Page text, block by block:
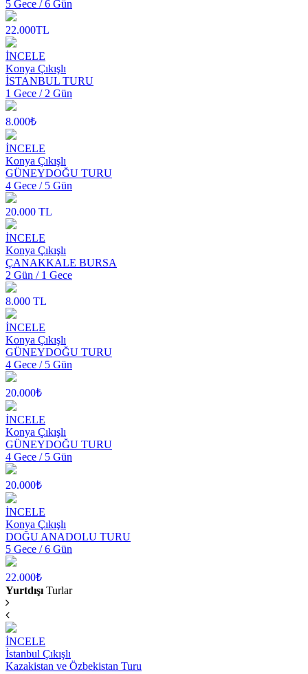
5 Gece / 6 Gün
22.000TL
İNCELE
Konya Çıkışlı
İSTANBUL TURU
1 Gece / 2 Gün
8.000₺
İNCELE
Konya Çıkışlı
GÜNEYDOĞU TURU
4 Gece / 5 Gün
20.000 TL
İNCELE
Konya Çıkışlı
ÇANAKKALE BURSA
2 Gün / 1 Gece
8.000 TL
İNCELE
Konya Çıkışlı
GÜNEYDOĞU TURU
4 Gece / 5 Gün
20.000₺
İNCELE
Konya Çıkışlı
GÜNEYDOĞU TURU
4 Gece / 5 Gün
20.000₺
İNCELE
Konya Çıkışlı
DOĞU ANADOLU TURU
5 Gece / 6 Gün
22.000₺
Yurtdışı Turlar
İNCELE
İstanbul Çıkışlı
Kazakistan ve Özbekistan Turu